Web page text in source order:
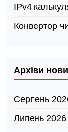
IPv4
Конвертор
Архіви
Серпень
Липень 2026